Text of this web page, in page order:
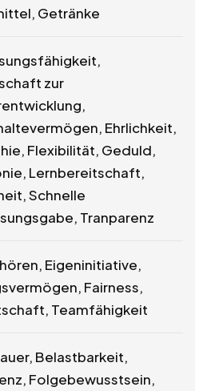
Getränke
zur
Ehrlichkeit,
Flexibilität, Geduld,
Lernbereitschaft,
Schnelle
Tranparenz
Eigeninitiative,
Fairness,
Teamfähigkeit
Belastbarkeit,
Folgebewusstsein,